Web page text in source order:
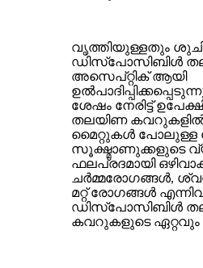
വൃത്തിയുള്ളതും
ഡിസ്പോസിബിൾ
അസെപ്റ്റിക് ആയി
ശേഷം നേരിട്ട്
തലയിണ കവറുകളിൽ
മൈറ്റുകൾ പോലുള്ള
സൂക്ഷ്മാണുക്കളുടെ
ഫലപ്രദമായി
ചർമ്മരോഗങ്ങൾ,
മറ്റ് രോഗങ്ങൾ
ഡിസ്പോസിബിൾ
കവറുകളുടെ ഏറ്റവും